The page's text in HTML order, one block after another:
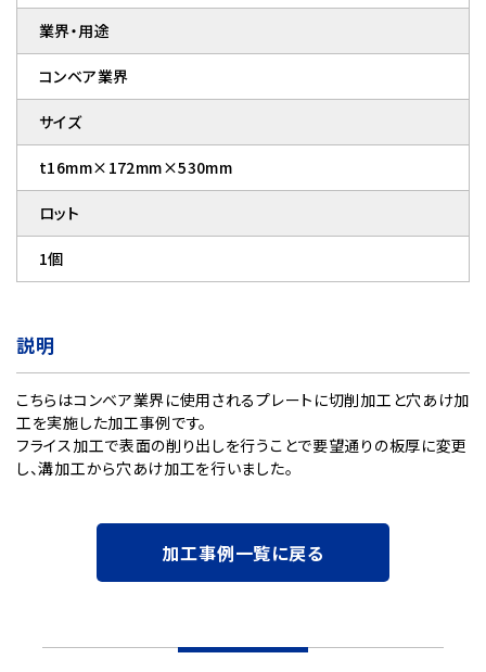
業界・用途
コンベア業界
サイズ
t16mm×172mm×530mm
ロット
1個
説明
こちらはコンベア業界に使用されるプレートに切削加工と穴あけ加
工を実施した加工事例です。
フライス加工で表面の削り出しを行うことで要望通りの板厚に変更
し、溝加工から穴あけ加工を行いました。
加工事例一覧に戻る